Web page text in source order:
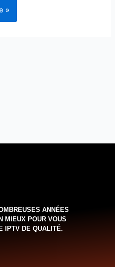
ANNÉES
MIEUX POUR VOUS
IPTV DE QUALITÉ.‌‌‌‌‌